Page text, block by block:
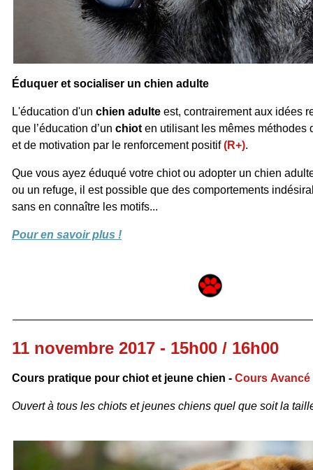
Éduquer et socialiser un chien adulte
L'éducation d'un chien adulte est, contrairement aux idées
que l’éducation d’un chiot en utilisant les mêmes méthodes
et de motivation par le renforcement positif(R+).
Que vous ayez éduqué votre chiot ou adopter un chien
ou un refuge, il est possible que des comportements
sans en connaître les motifs...
Pour en savoir plus !
11 novembre 2017 - 15h00 / 16h00
Cours pratique pour chiot et jeune chien - Cours Avancé
Ouvert à tous les chiots et jeunes chiens quel que soit la